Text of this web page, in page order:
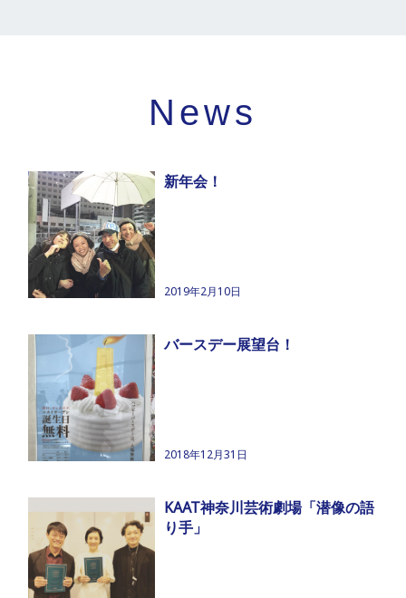
News
新年会！
2019年2月10日
バースデー展望台！
2018年12月31日
KAAT神奈川芸術劇場「潜像の語
り手」